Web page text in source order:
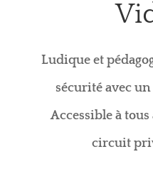
Ludique et
sécurité avec
Accessible à
circuit